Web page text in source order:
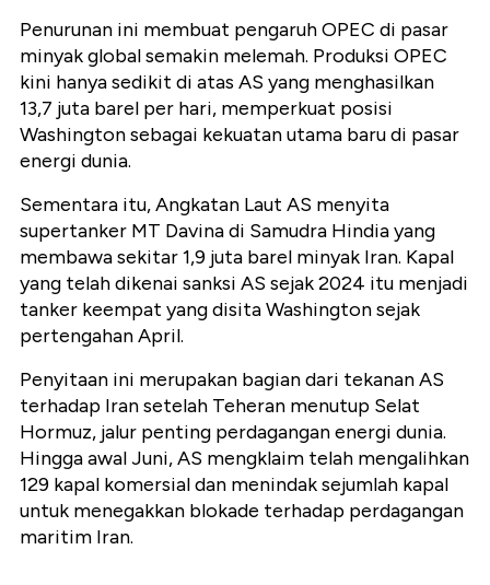
Penurunan ini membuat pengaruh OPEC di pasar
minyak global semakin melemah. Produksi OPEC
kini hanya sedikit di atas AS yang menghasilkan
13,7 juta barel per hari, memperkuat posisi
Washington sebagai kekuatan utama baru di pasar
energi dunia.
Sementara itu, Angkatan Laut AS menyita
supertanker MT Davina di Samudra Hindia yang
membawa sekitar 1,9 juta barel minyak Iran. Kapal
yang telah dikenai sanksi AS sejak 2024 itu menjadi
tanker keempat yang disita Washington sejak
pertengahan April.
Penyitaan ini merupakan bagian dari tekanan AS
terhadap Iran setelah Teheran menutup Selat
Hormuz, jalur penting perdagangan energi dunia.
Hingga awal Juni, AS mengklaim telah mengalihkan
129 kapal komersial dan menindak sejumlah kapal
untuk menegakkan blokade terhadap perdagangan
maritim Iran.